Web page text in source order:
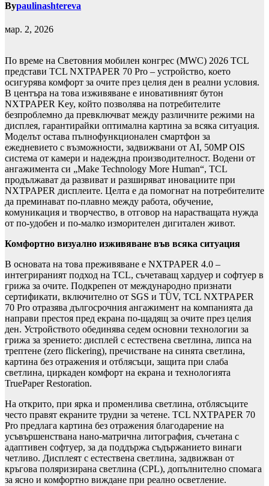
Bypaulinashtereva
мар. 2, 2026
По време на Световния мобилен конгрес (MWC) 2026 TCL
представи TCL NXTPAPER 70 Pro – устройство, което
осигурява комфорт за очите през целия ден в реални условия.
В центъра на това изживяване е иновативният бутон
NXTPAPER Key, който позволява на потребителите
безпроблемно да превключват между различните режими на
дисплея, гарантирайки оптимална картина за всяка ситуация.
Моделът остава пълнофункционален смартфон за
ежедневието с възможности, задвижвани от AI, 50MP OIS
система от камери и надеждна производителност. Водени от
ангажимента си „Make Technology More Human“, TCL
продължават да развиват и разширяват иновациите при
NXTPAPER дисплеите. Целта е да помогнат на потребителите
да преминават по-плавно между работа, обучение,
комуникация и творчество, в отговор на нарастващата нужда
от по-удобен и по-малко изморителен дигитален живот.
Комфортно визуално изживяване във всяка ситуация
В основата на това преживяване е NXTPAPER 4.0 –
интегрираният подход на TCL, съчетаващ хардуер и софтуер в
грижа за очите. Подкрепен от международно признати
сертификати, включително от SGS и TÜV, TCL NXTPAPER
70 Pro отразява дългосрочния ангажимент на компанията да
направи престоя пред екрана по-щадящ за очите през целия
ден. Устройството обединява седем основни технологии за
грижа за зрението: дисплей с естествена светлина, липса на
трептене (zero flickering), пречистване на синята светлина,
картина без отражения и отблясъци, защита при слаба
светлина, циркаден комфорт на екрана и технологията
TruePaper Restoration.
На открито, при ярка и променлива светлина, отблясъците
често правят екраните трудни за четене. TCL NXTPAPER 70
Pro предлага картина без отражения благодарение на
усъвършенствана нано-матрична литография, съчетана с
адаптивен софтуер, за да поддържа съдържанието винаги
четливо. Дисплеят с естествена светлина, задвижван от
кръгова поляризирана светлина (CPL), допълнително спомага
за ясно и комфортно виждане при реално осветление.